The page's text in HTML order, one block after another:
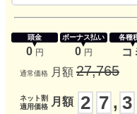
頭金
0 円
ボーナス払い
0 円
各種
コ
通常価格 月額 27,765
ネット割
適用価格
月額 2 7 , 3